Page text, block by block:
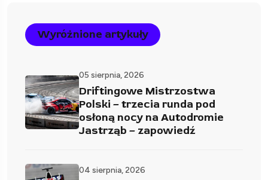
Wyróżnione artykuły
05 sierpnia, 2026
Driftingowe Mistrzostwa
Polski – trzecia runda pod
osłoną nocy na Autodromie
Jastrząb – zapowiedź
04 sierpnia, 2026